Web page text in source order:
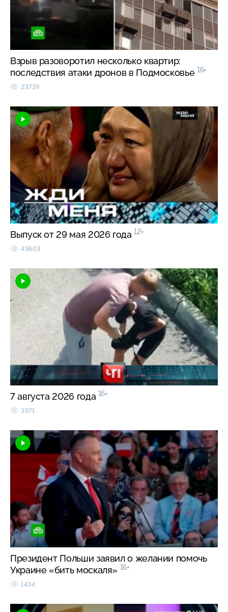
Взрыв разоворотил несколько квартир:
последствия атаки дронов в Подмосковье 16+
23739
Выпуск от 29 мая 2026 года 12+
49603
7 августа 2026 года 16+
3971
Президент Польши заявил о желании помочь
Украине «бить москаля» 16+
1434